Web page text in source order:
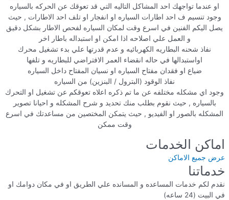
او عندما تواجهك احد المشاكل التاليه التي قد تعوقك عن الحركه بالسياره
وجود تنسيم ف احد اطارات السياره او انفجار او تلف احد الاطارات , حيث
يصل اليكم الفنين في اسرع وقت لمكان السياره لفحص الاطار بشكل دقيق
و العمل علي اصلاحه اذا امكن او استبداله باطار اخر
نفاذ شحنه البطاريه الكهربائيه و عدم قدرتها علي بدء تشغيل محرك
اواستبدالها في حاله انقضاء العمر الافتراضي للبطاريه و تلفها
ضياع او فقدان مفتاح السياره او نسيان المفتاح داخل السياره
نفاذ الوقود (البترول / البنزين) من السياره
وجود اي مشكله مختلفه عن ما تم ذكره اعلاه تعوقكم عن تشغيل او التحرك
بالسياره , حيث نقوم بطلب منك تحديد و شرح المشكله و احيانا تصوير
المشكله بالصور او الفيديو , حيث يتمكن المختصين من مساعدتك في اسرع
وقت ممكن
اماكن الخدمات
عرض جميع الاماكن
خدماتنا
نقدم لكم خدمات المساعده و المسانده علي الطريق او في مكان دوامك او
في البيت (24 ساعه)